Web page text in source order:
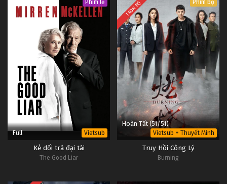
Phim lẻ
Full Vietsub
Kẻ dối trá đại tài
The Good Liar
TRỌN BỘ Phim bộ
Hoàn Tất (51/51)
Vietsub + Thuyết Minh
Truy Hồi Công Lý
Burning